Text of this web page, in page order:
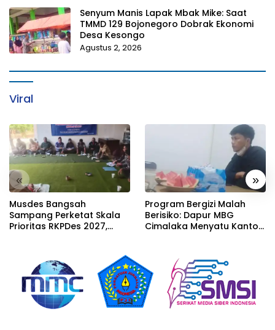
Senyum Manis Lapak Mbak Mike: Saat
TMMD 129 Bojonegoro Dobrak Ekonomi
Desa Kesongo
Agustus 2, 2026
Viral
« »
Musdes Bangsah
Sampang Perketat Skala
Prioritas RKPDes 2027,
pada pemerataan yang
seragam
Program Bergizi Malah
Berisiko: Dapur MBG
Cimalaka Menyatu Kantor